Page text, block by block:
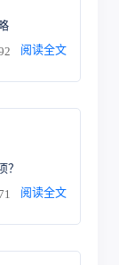
阅读全文
？
阅读全文